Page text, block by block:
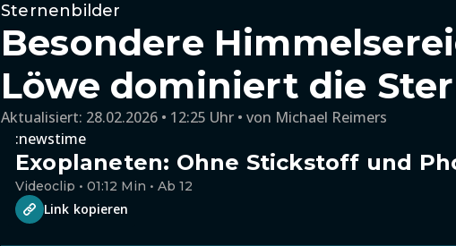
Sternenbilder
Besondere
Löwe dominiert die
Aktualisiert: 28.02.2026 • 12:25 Uhr von Michael Reimers
:newstime
Exoplaneten: Ohne Stickstoff und
Videoclip • 01:12 Min • Ab 12
Link kopieren